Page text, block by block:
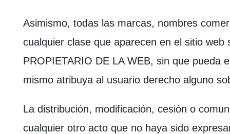
Asimismo, todas las marcas, nombres
cualquier clase que aparecen en el sitio web
PROPIETARIO DE LA WEB, sin que pueda
mismo atribuya al usuario derecho alguno
La distribución, modificación, cesión o
cualquier otro acto que no haya sido